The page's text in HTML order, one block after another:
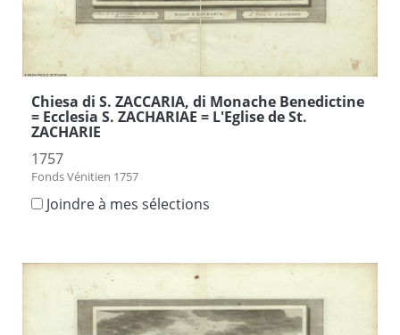
Chiesa di S. ZACCARIA, di Monache Benedictine
= Ecclesia S. ZACHARIAE = L'Eglise de St.
ZACHARIE
1757
Fonds Vénitien 1757
Joindre à mes sélections